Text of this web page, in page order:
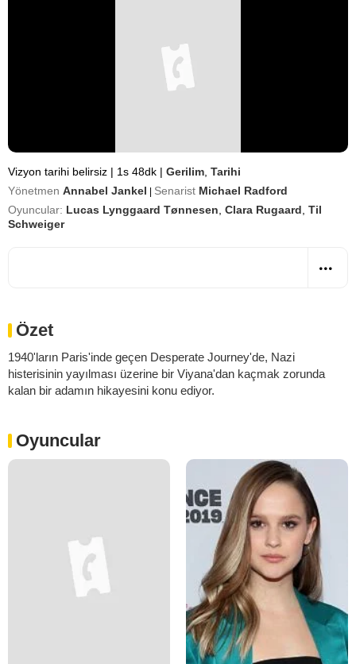
Vizyon tarihi belirsiz | 1s 48dk | Gerilim Tarihi
Yönetmen Annabel Jankel Senarist Michael Radford
Oyuncular: Lucas Lynggaard Tønnesen Clara Rugaard Til
Schweiger
Özet
1940'ların Paris'inde geçen Desperate Journey'de, Nazi
histerisinin yayılması üzerine bir Viyana'dan kaçmak zorunda
kalan bir adamın hikayesini konu ediyor.
Oyuncular